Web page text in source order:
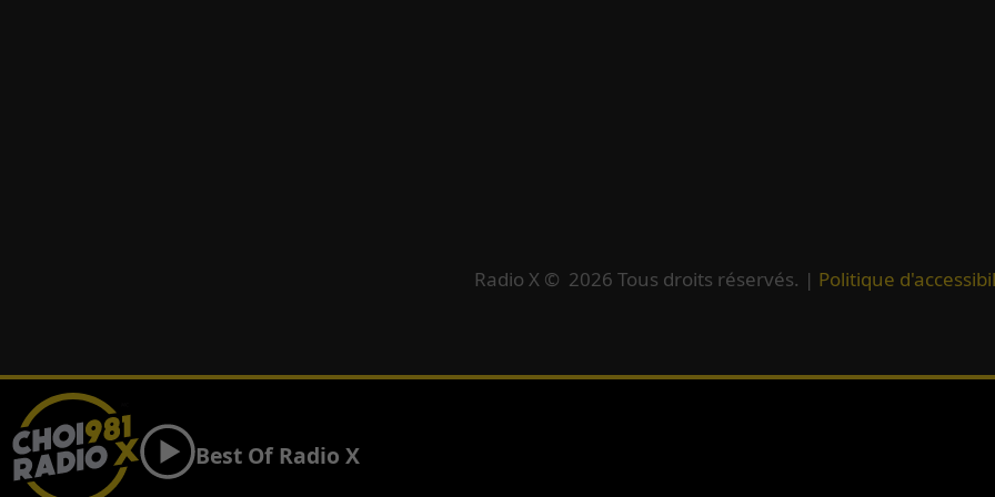
Radio X © 2026 Tous droits réservés. | Politique
Best Of Radio X